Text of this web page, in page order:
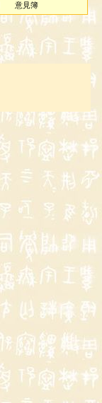
意見簿